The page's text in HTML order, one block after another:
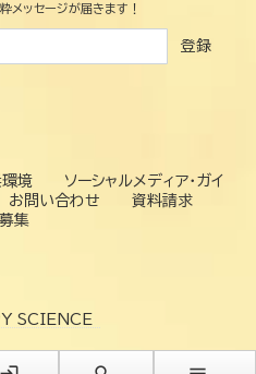
メッセージが届きます！
登録
境
ソーシャルメディア・ガイ
お問い合わせ
資料請求
集
SCIENCE